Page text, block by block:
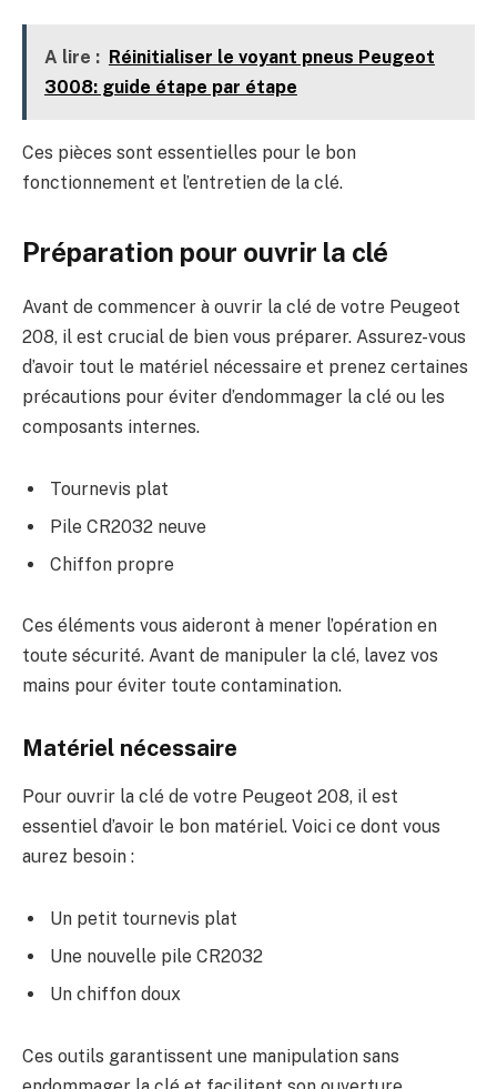
A lire : Réinitialiser le voyant pneus Peugeot
3008: guide étape par étape
Ces pièces sont essentielles pour le bon
fonctionnement et l’entretien de la clé.
Préparation pour ouvrir la clé
Avant de commencer à ouvrir la clé de votre Peugeot
208, il est crucial de bien vous préparer. Assurez-vous
d’avoir tout le matériel nécessaire et prenez certaines
précautions pour éviter d’endommager la clé ou les
composants internes.
Tournevis plat
Pile CR2032 neuve
Chiffon propre
Ces éléments vous aideront à mener l’opération en
toute sécurité. Avant de manipuler la clé, lavez vos
mains pour éviter toute contamination.
Matériel nécessaire
Pour ouvrir la clé de votre Peugeot 208, il est
essentiel d’avoir le bon matériel. Voici ce dont vous
aurez besoin :
Un petit tournevis plat
Une nouvelle pile CR2032
Un chiffon doux
Ces outils garantissent une manipulation sans